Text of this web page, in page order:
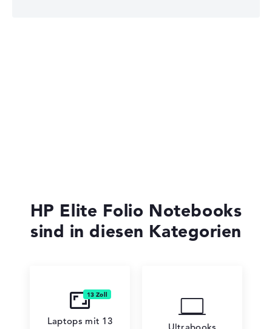
HP Elite Folio Notebooks
sind in diesen Kategorien
Laptops mit 13
Ultrabooks